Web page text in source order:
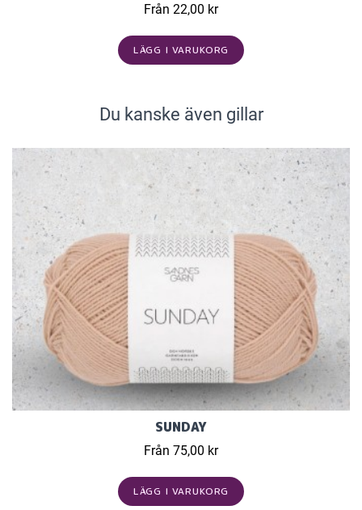
Från 22,00 kr
LÄGG I VARUKORG
Du kanske även gillar
SUNDAY
Från 75,00 kr
LÄGG I VARUKORG